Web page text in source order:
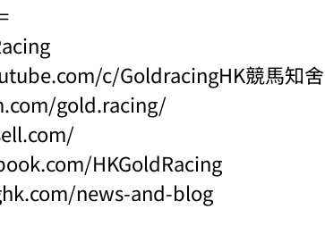
c/GoldracingHK競馬知舍
gold.racing/
HKGoldRacing
news-and-blog